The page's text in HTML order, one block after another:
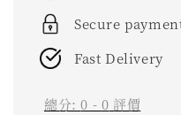
Secure
Fast Delivery
總分:0 - 0 評價